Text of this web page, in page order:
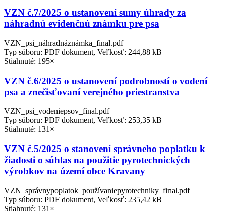
VZN č.7/2025 o ustanovení sumy úhrady za
náhradnú evidenčnú známku pre psa
VZN_psi_náhradnáznámka_final.pdf
Typ súboru: PDF dokument, Veľkosť: 244,88 kB
Stiahnuté: 195×
VZN č.6/2025 o ustanovení podrobností o vodení
psa a znečisťovaní verejného priestranstva
VZN_psi_vodeniepsov_final.pdf
Typ súboru: PDF dokument, Veľkosť: 253,35 kB
Stiahnuté: 131×
VZN č.5/2025 o stanovení správneho poplatku k
žiadosti o súhlas na použitie pyrotechnických
výrobkov na území obce Kravany
VZN_správnypoplatok_používaniepyrotechniky_final.pdf
Typ súboru: PDF dokument, Veľkosť: 235,42 kB
Stiahnuté: 131×